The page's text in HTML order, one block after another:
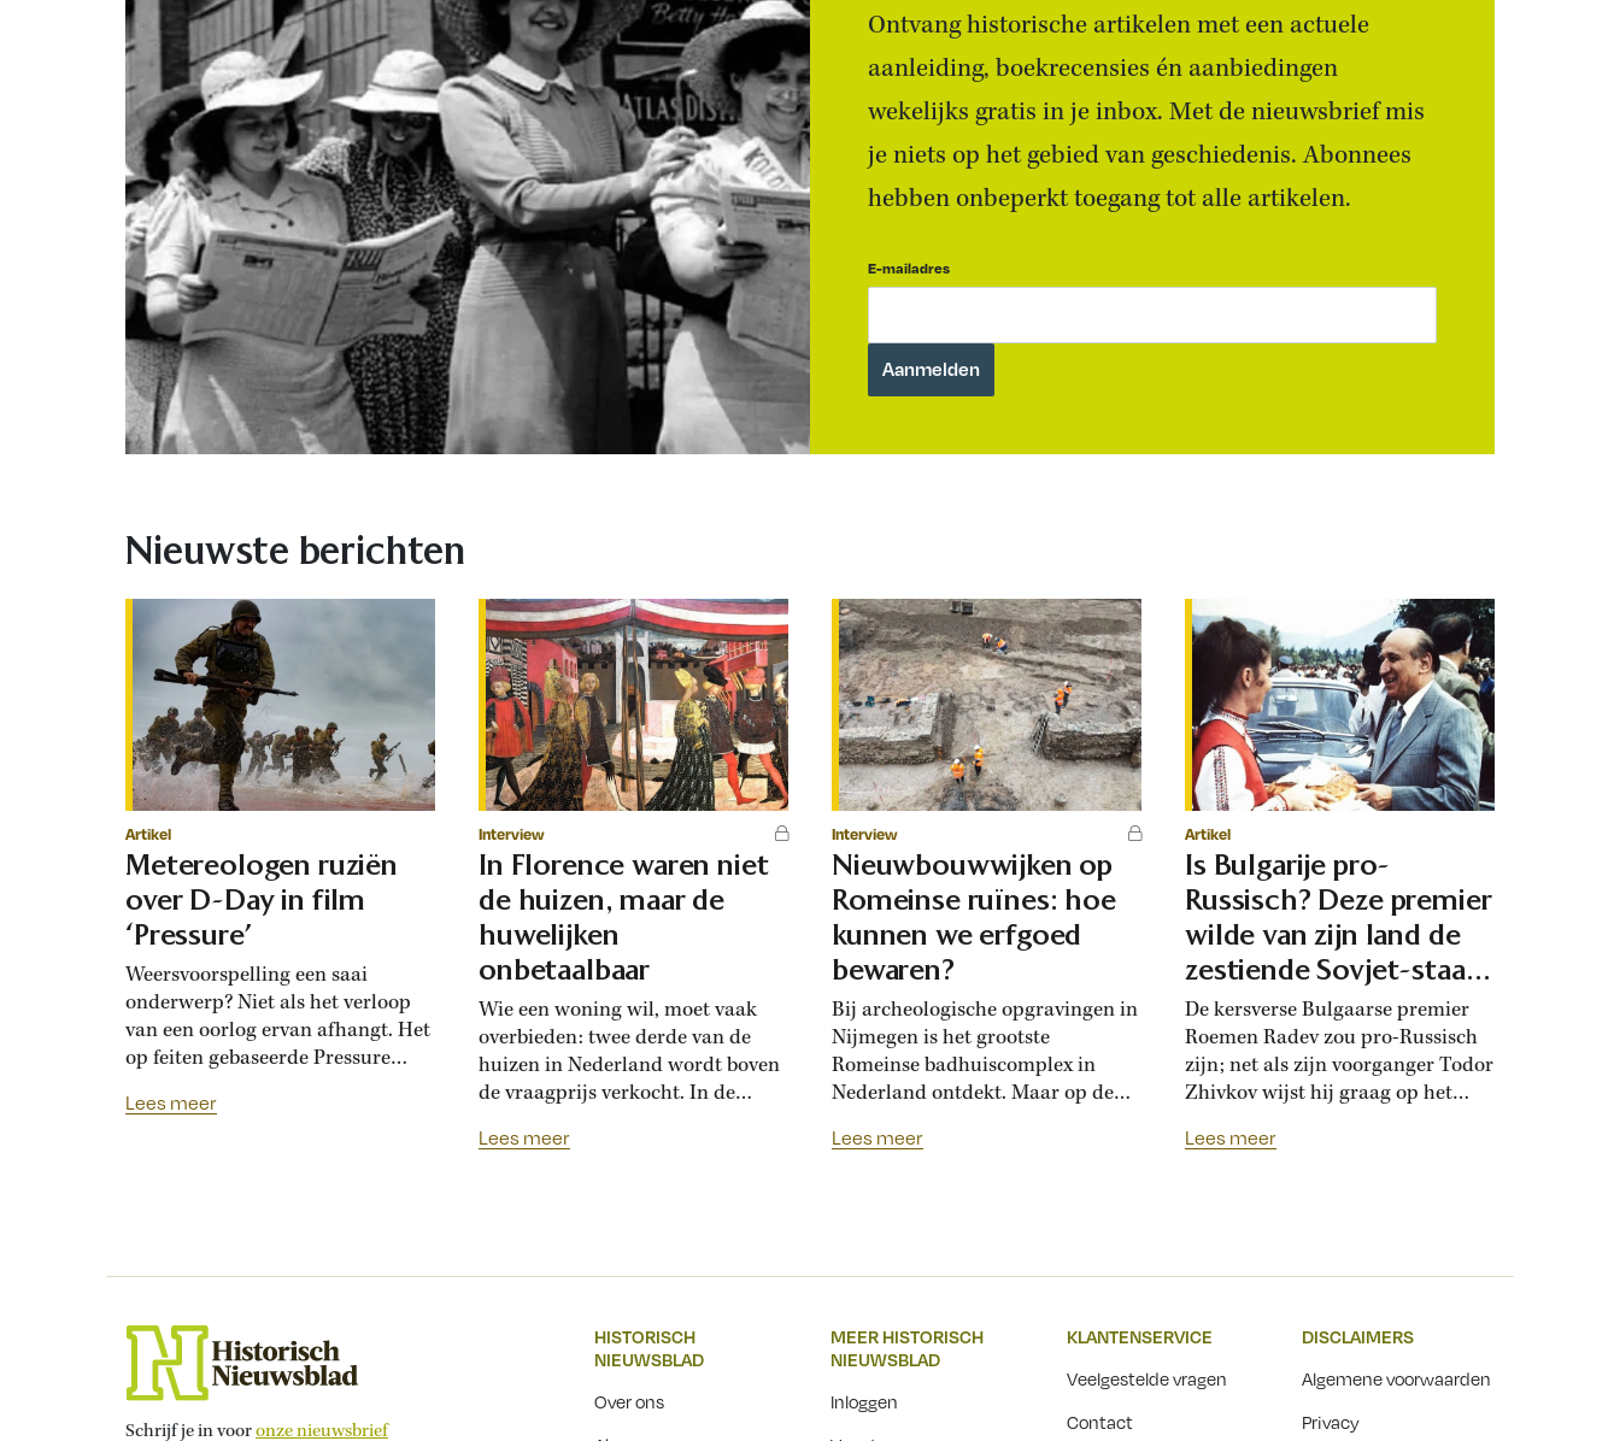
Ontvang historische artikelen met een actuele
aanleiding, boekrecensies én aanbiedingen
wekelijks gratis in je inbox. Met de nieuwsbrief mis
je niets op het gebied van geschiedenis. Abonnees
hebben onbeperkt toegang tot alle artikelen.
E-mailadres
Nieuwste berichten
Artikel
Metereologen ruziën
over D-Day in film
‘Pressure’
Weersvoorspelling een saai
onderwerp? Niet als het verloop
van een oorlog ervan afhangt. Het
op feiten gebaseerde Pressure
tussen geallieerde meteorologen
maand eerder was gepland,
met elkaar...
Lees meer
Interview
In Florence waren niet
de huizen, maar de
huwelijken
onbetaalbaar
Wie een woning wil, moet vaak
overbieden: twee derde van de
huizen in Nederland wordt boven
de vraagprijs verkocht. In de
ook last van overbiedingsgekte:
de vijftiende-eeuwse Italiaanse
huwelijksmarkt...
Lees meer
Interview
Nieuwbouwwijken op
Romeinse ruïnes: hoe
kunnen we erfgoed
bewaren?
Bij archeologische opgravingen in
Nijmegen is het grootste
Romeinse badhuiscomplex in
Nederland ontdekt. Maar op de
binnenkort een nieuwe woonwijk
Over een paar jaar staat het
Nijmeegse Waalfront vol...
Lees meer
Artikel
Is Bulgarije pro-
Russisch? Deze premier
wilde van zijn land de
zestiende Sovjet-staat
maken
De kersverse Bulgaarse premier
Roemen Radev zou pro-Russisch
zijn; net als zijn voorganger Todor
Zhivkov wijst hij graag op het
1878. Die vroegere premier was zo
Lees meer
Schrijf je in vooronze nieuwsbrief
HISTORISCH
NIEUWSBLAD
Over ons
MEER HISTORISCH
NIEUWSBLAD
Inloggen
KLANTENSERVICE
Veelgestelde vragen
Contact
DISCLAIMERS
Algemene voorwaarden
Privacy